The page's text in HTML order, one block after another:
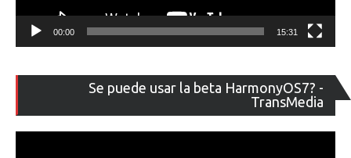
00:00 15:31
Se puede usar la beta HarmonyOS7? -
TransMedia
de